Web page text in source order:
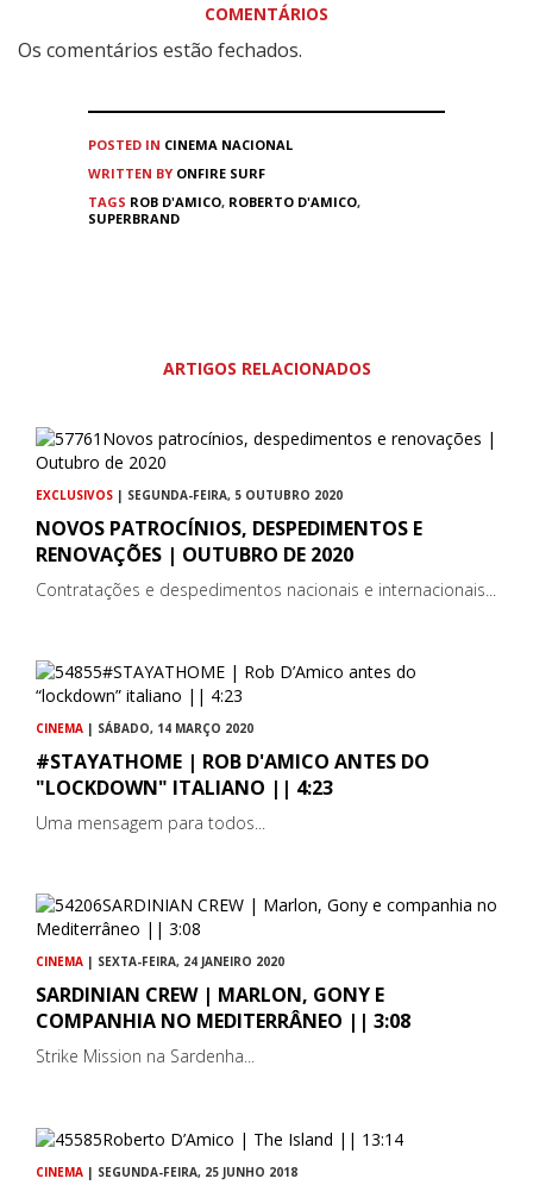
COMENTÁRIOS
Os comentários estão fechados.
POSTED IN CINEMA NACIONAL
WRITTEN BY ONFIRE SURF
TAGS ROB D'AMICO, ROBERTO D'AMICO,
SUPERBRAND
ARTIGOS RELACIONADOS
EXCLUSIVOS | SEGUNDA-FEIRA, 5 OUTUBRO 2020
NOVOS PATROCÍNIOS, DESPEDIMENTOS E
RENOVAÇÕES | OUTUBRO DE 2020
Contratações e despedimentos nacionais e internacionais...
CINEMA | SÁBADO, 14 MARÇO 2020
#STAYATHOME | ROB D'AMICO ANTES DO
"LOCKDOWN" ITALIANO || 4:23
Uma mensagem para todos...
CINEMA | SEXTA-FEIRA, 24 JANEIRO 2020
SARDINIAN CREW | MARLON, GONY E
COMPANHIA NO MEDITERRÂNEO || 3:08
Strike Mission na Sardenha...
CINEMA | SEGUNDA-FEIRA, 25 JUNHO 2018